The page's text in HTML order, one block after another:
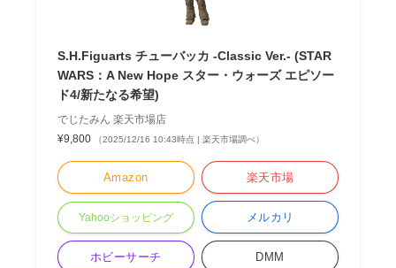
S.H.Figuarts チューバッカ -Classic Ver.- (STAR
WARS：A New Hope スター・ウォーズ エピソー
ド4/新たなる希望)
でじたみん 楽天市場店
¥9,800
（2025/12/16 10:43時点 | 楽天市場調べ）
Amazon 楽天市場
Yahooショッピング メルカリ
ホビーサーチ DMM